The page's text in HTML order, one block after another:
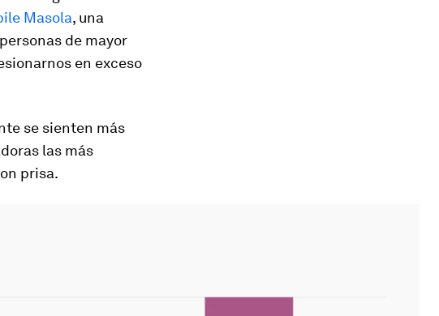
Masola, una
de mayor
en exceso
se sienten más
las más
prisa.